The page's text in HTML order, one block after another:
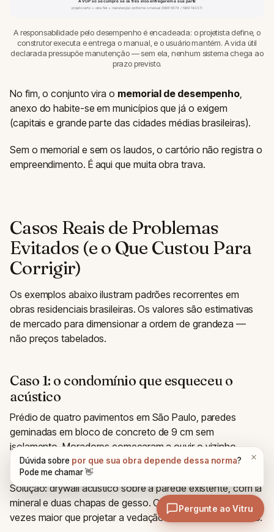
A VUP só se cumpre se os três elos entregarem a sua parte
projeto certo + obra fiel + manutenção conforme o manual (NBR 5674 / NBR 14037)
A responsabilidade pelo desempenho é encadeada: o projetista define, o
construtor executa e entrega o manual, e o usuário mantém. A vida útil
declarada pressupõe manutenção — sem ela, nenhum sistema chega ao
prazo previsto.
No fim, o conjunto vira o memorial de desempenho,
anexo do habite-se em municípios que já o exigem
(capitais e grande parte das cidades médias brasileiras).
Sem o memorial e sem os laudos, o cartório não registra o
empreendimento. É aqui que muita obra trava.
Casos Reais de Problemas
Evitados (e o Que Custou Para
Corrigir)
Os exemplos abaixo ilustram padrões recorrentes em
obras residenciais brasileiras. Os valores são estimativas
de mercado para dimensionar a ordem de grandeza —
não preços tabelados.
Caso 1: o condomínio que esqueceu o
acústico
Prédio de quatro pavimentos em São Paulo, paredes
geminadas em bloco de concreto de 9 cm sem
isolamento. Moradores começaram a ouvir o vizinho
falando ao telefone.
Solução: drywall acústico sobre a parede existente, com lã
mineral e duas chapas de gesso. Custo estimado: 5 a 8
vezes maior que projetar a vedação correta desde o início.